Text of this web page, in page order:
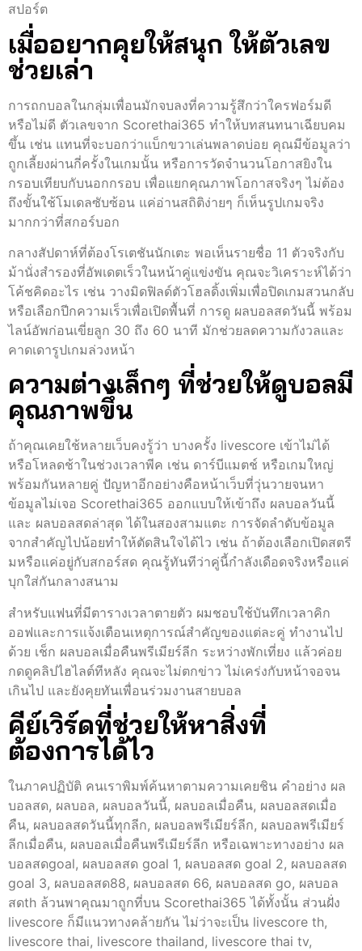
สปอร์ต
เมื่ออยากคุยให้สนุก ให้ตัวเลข
ช่วยเล่า
การถกบอลในกลุ่มเพื่อนมักจบลงที่ความรู้สึกว่าใครฟอร์มดี
หรือไม่ดี ตัวเลขจาก Scorethai365 ทำให้บทสนทนาเฉียบคม
ขึ้น เช่น แทนที่จะบอกว่าแบ็กขวาเล่นพลาดบ่อย คุณมีข้อมูลว่า
ถูกเลี้ยงผ่านกี่ครั้งในเกมนั้น หรือการวัดจำนวนโอกาสยิงใน
กรอบเทียบกับนอกกรอบ เพื่อแยกคุณภาพโอกาสจริงๆ ไม่ต้อง
ถึงขั้นใช้โมเดลซับซ้อน แค่อ่านสถิติง่ายๆ ก็เห็นรูปเกมจริง
มากกว่าที่สกอร์บอก
กลางสัปดาห์ที่ต้องโรเตชันนักเตะ พอเห็นรายชื่อ 11 ตัวจริงกับ
ม้านั่งสำรองที่อัพเดตเร็วในหน้าคู่แข่งขัน คุณจะวิเคราะห์ได้ว่า
โค้ชคิดอะไร เช่น วางมิดฟิลด์ตัวโฮลดิ้งเพิ่มเพื่อปิดเกมสวนกลับ
หรือเลือกปีกความเร็วเพื่อเปิดพื้นที่ การดู ผลบอลสดวันนี้ พร้อม
ไลน์อัพก่อนเขี่ยลูก 30 ถึง 60 นาที มักช่วยลดความกังวลและ
คาดเดารูปเกมล่วงหน้า
ความต่างเล็กๆ ที่ช่วยให้ดูบอลมี
คุณภาพขึ้น
ถ้าคุณเคยใช้หลายเว็บคงรู้ว่า บางครั้ง livescore เข้าไม่ได้
หรือโหลดช้าในช่วงเวลาพีค เช่น ดาร์บีแมตช์ หรือเกมใหญ่
พร้อมกันหลายคู่ ปัญหาอีกอย่างคือหน้าเว็บที่วุ่นวายจนหา
ข้อมูลไม่เจอ Scorethai365 ออกแบบให้เข้าถึง ผลบอลวันนี้
และ ผลบอลสดล่าสุด ได้ในสองสามแตะ การจัดลำดับข้อมูล
จากสำคัญไปน้อยทำให้ตัดสินใจได้ไว เช่น ถ้าต้องเลือกเปิดสตรี
มหรือแค่อยู่กับสกอร์สด คุณรู้ทันทีว่าคู่นี้กำลังเดือดจริงหรือแค่
บุกใส่กันกลางสนาม
สำหรับแฟนที่มีตารางเวลาตายตัว ผมชอบใช้บันทึกเวลาคิก
ออฟและการแจ้งเตือนเหตุการณ์สำคัญของแต่ละคู่ ทำงานไป
ด้วย เช็ก ผลบอลเมื่อคืนพรีเมียร์ลีก ระหว่างพักเที่ยง แล้วค่อย
กดดูคลิปไฮไลต์ทีหลัง คุณจะไม่ตกข่าว ไม่เคร่งกับหน้าจอจน
เกินไป และยังคุยทันเพื่อนร่วมงานสายบอล
คีย์เวิร์ดที่ช่วยให้หาสิ่งที่
ต้องการได้ไว
ในภาคปฏิบัติ คนเราพิมพ์ค้นหาตามความเคยชิน คำอย่าง ผล
บอลสด, ผลบอล, ผลบอลวันนี้, ผลบอลเมื่อคืน, ผลบอลสดเมื่อ
คืน, ผลบอลสดวันนี้ทุกลีก, ผลบอลพรีเมียร์ลีก, ผลบอลพรีเมียร์
ลีกเมื่อคืน, ผลบอลเมื่อคืนพรีเมียร์ลีก หรือเฉพาะทางอย่าง ผล
บอลสดgoal, ผลบอลสด goal 1, ผลบอลสด goal 2, ผลบอลสด
goal 3, ผลบอลสด88, ผลบอลสด 66, ผลบอลสด go, ผลบอล
สดth ล้วนพาคุณมาถูกที่บน Scorethai365 ได้ทั้งนั้น ส่วนฝั่ง
livescore ก็มีแนวทางคล้ายกัน ไม่ว่าจะเป็น livescore th,
livescore thai, livescore thailand, livescore thai tv,